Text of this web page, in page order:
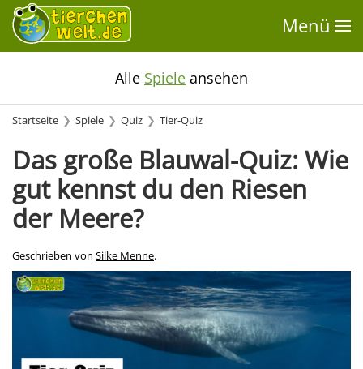
Menü
Alle Spiele ansehen
Startseite Spiele Quiz Tier-Quiz
Das große Blauwal-Quiz: Wie
gut kennst du den Riesen
der Meere?
Geschrieben von Silke Menne.